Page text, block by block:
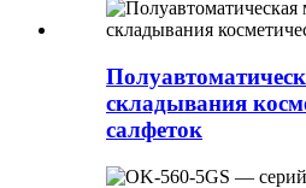
складывания
салфеток